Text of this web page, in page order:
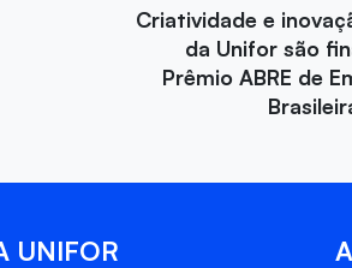
Criatividade e
da Unifor são
Prêmio ABRE de
UNIFOR